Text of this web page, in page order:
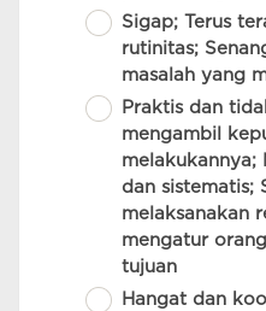
Sigap; Terus
rutinitas;
masalah yang
Praktis dan
mengambil
melakukannya;
dan sistematis;
melaksanakan
mengatur
tujuan
Hangat dan